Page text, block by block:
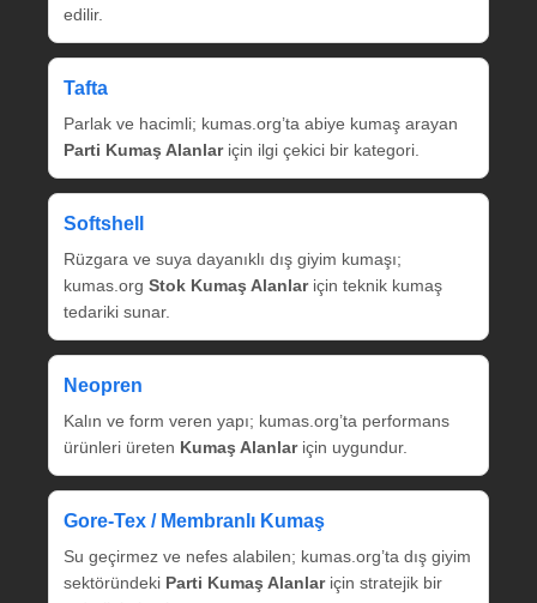
edilir.
Tafta
Parlak ve hacimli; kumas.org’ta abiye kumaş arayan
Parti Kumaş Alanlariçin ilgi çekici bir kategori.
Softshell
Rüzgara ve suya dayanıklı dış giyim kumaşı;
kumas.org Stok Kumaş Alanlariçin teknik kumaş
tedariki sunar.
Neopren
Kalın ve form veren yapı; kumas.org’ta performans
ürünleri üreten Kumaş Alanlariçin uygundur.
Gore‑Tex / Membranlı Kumaş
Su geçirmez ve nefes alabilen; kumas.org’ta dış giyim
sektöründeki Parti Kumaş Alanlariçin stratejik bir